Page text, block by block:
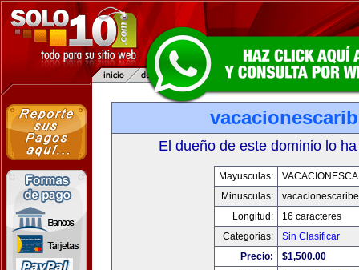
El dueño de este dominio lo
Mayusculas:
Minusculas:
Longitud:
16 caracteres
Categorias:
Sin Clasificar
Precio:
$1,500.00